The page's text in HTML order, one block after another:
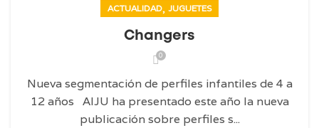
ACTUALIDAD, JUGUETES
Changers
0
Nueva segmentación de perfiles infantiles de 4 a
12 años AIJU ha presentado este año la nueva
publicación sobre perfiles s...